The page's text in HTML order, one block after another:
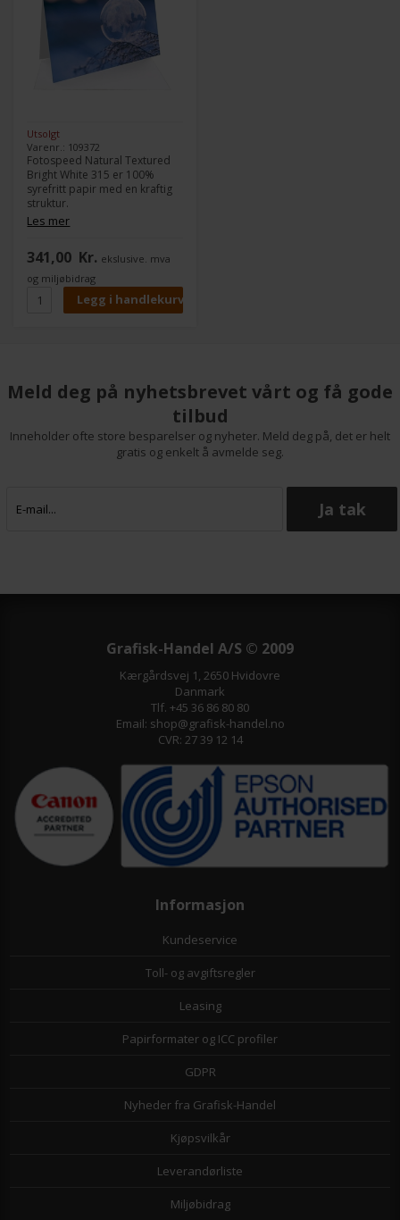
Utsolgt
Varenr.: 109372
Fotospeed Natural Textured
Bright White 315 er 100%
syrefritt papir med en kraftig
struktur.
Natural Textured Bright White
315 finnes også i en Soft
mindre hvit og har mindre
struktur.
Papirets lys hvite bunn tilfører
en mer tradisjonell følelse og
er derfor spesielt egnet for
Les mer
341,00 Kr. ekslusive. mva
og miljøbidrag
Meld deg på nyhetsbrevet vårt og få gode
tilbud
Inneholder ofte store besparelser og nyheter. Meld deg på, det er helt
gratis og enkelt å avmelde seg.
Grafisk-Handel A/S © 2009
Kærgårdsvej 1, 2650 Hvidovre
Danmark
Tlf. +45 36 86 80 80
Email: shop@grafisk-handel.no
CVR: 27 39 12 14
Informasjon
Kundeservice
Toll- og avgiftsregler
Leasing
Papirformater og ICC profiler
GDPR
Nyheder fra Grafisk-Handel
Kjøpsvilkår
Leverandørliste
Miljøbidrag